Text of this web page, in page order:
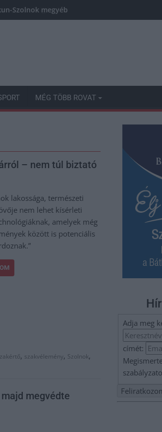
Szolnok megyében: egyre több otthoni
MÉG TÖBB ROVAT
– nem túl biztató
lakossága, természeti
nem lehet kísérleti
amelyek még
között is potenciális
, szakvélemény, Szolnok,
megvédte
Adja meg
címét:
szabályzat